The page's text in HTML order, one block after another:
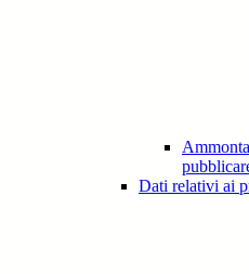
Dati relativi ai